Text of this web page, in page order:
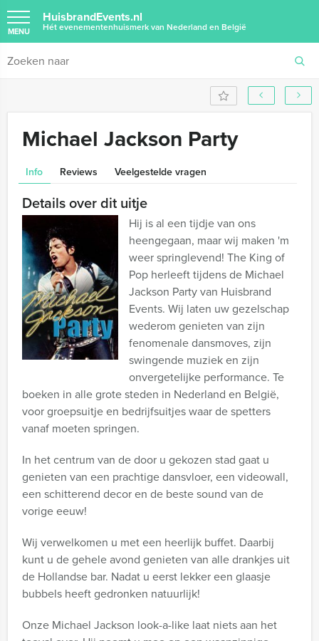
HuisbrandEvents.nl
Hét evenementenhuismerk van Nederland en België
MENU
Michael Jackson Party
Info Reviews Veelgestelde vragen
Details over dit uitje
Hij is al een tijdje van ons
heengegaan, maar wij maken 'm
weer springlevend! The King of
Pop herleeft tijdens de Michael
Jackson Party van Huisbrand
Events. Wij laten uw gezelschap
wederom genieten van zijn
fenomenale dansmoves, zijn
swingende muziek en zijn
onvergetelijke performance. Te
boeken in alle grote steden in Nederland en België,
voor groepsuitje en bedrijfsuitjes waar de spetters
vanaf moeten springen.
In het centrum van de door u gekozen stad gaat u
genieten van een prachtige dansvloer, een videowall,
een schitterend decor en de beste sound van de
vorige eeuw!
Wij verwelkomen u met een heerlijk buffet. Daarbij
kunt u de gehele avond genieten van alle drankjes uit
de Hollandse bar. Nadat u eerst lekker een glaasje
bubbels heeft gedronken natuurlijk!
Onze Michael Jackson look-a-like laat niets aan het